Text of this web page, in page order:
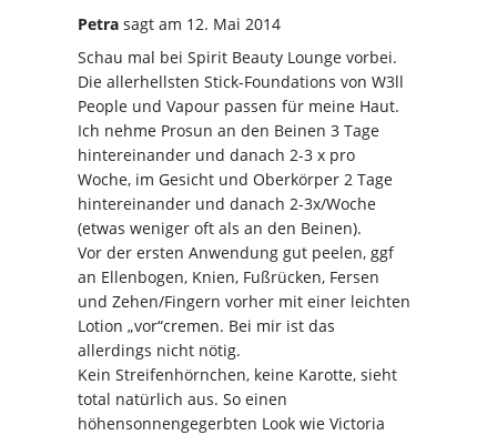
Petra sagt am 12. Mai 2014
Schau mal bei Spirit Beauty Lounge vorbei.
Die allerhellsten Stick-Foundations von W3ll
People und Vapour passen für meine Haut.
Ich nehme Prosun an den Beinen 3 Tage
hintereinander und danach 2-3 x pro
Woche, im Gesicht und Oberkörper 2 Tage
hintereinander und danach 2-3x/Woche
(etwas weniger oft als an den Beinen).
Vor der ersten Anwendung gut peelen, ggf
an Ellenbogen, Knien, Fußrücken, Fersen
und Zehen/Fingern vorher mit einer leichten
Lotion „vor“cremen. Bei mir ist das
allerdings nicht nötig.
Kein Streifenhörnchen, keine Karotte, sieht
total natürlich aus. So einen
höhensonnengegerbten Look wie Victoria